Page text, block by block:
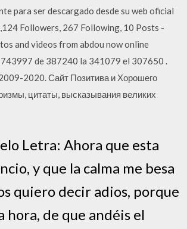
para ser descargado desde su web oficial
Followers, 267 Following, 10 Posts -
and videos from abdou now online
de 387240 la 341079 el 307650 .
2020. Сайт Позитива и Хорошего
цитаты, высказывания великих
Letra: Ahora que esta
y que la calma me besa
quiero decir adios, porque
hora, de que andéis el